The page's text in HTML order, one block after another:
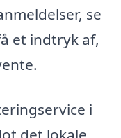
se
et indtryk af,
i